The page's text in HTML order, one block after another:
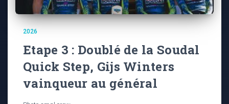
2026
Etape 3 : Doublé de la Soudal
Quick Step, Gijs Winters
vainqueur au général